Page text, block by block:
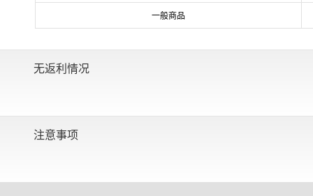
一般商品
无返利情况
注意事项